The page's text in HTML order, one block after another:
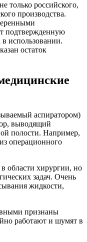
только российского,
производства.
подтвержденную
использовании.
остаток
аспиратором)
выводящий
полости. Например,
операционного
области хирургии, но
задач. Очень
жидкости,
признаны
работают и шумят в